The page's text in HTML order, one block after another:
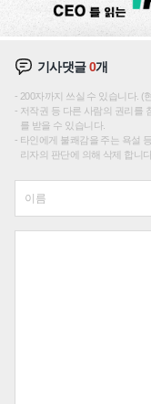
기사댓글0개
200자까지 쓰실 수 있습니다. (
저작권 등 다른 사람의 권리를
를 받을 수 있습니다.
타인에게 불쾌감을 주는 욕설
리자의 판단에 의해 삭제 합니